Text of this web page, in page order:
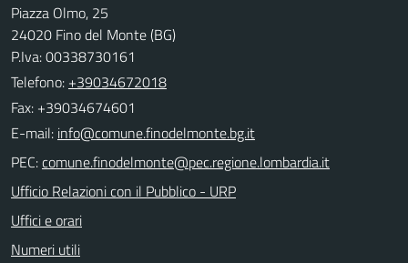
Piazza Olmo, 25
24020 Fino del Monte (BG)
P.Iva: 00338730161
Telefono: +39034672018
Fax: +39034674601
E-mail:
PEC:
Ufficio Relazioni con il Pubblico - URP
Uffici e orari
Numeri utili